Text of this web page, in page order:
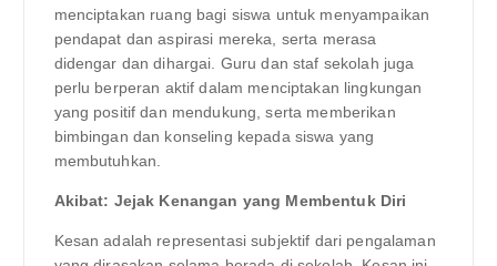
menciptakan ruang bagi siswa untuk menyampaikan
pendapat dan aspirasi mereka, serta merasa
didengar dan dihargai. Guru dan staf sekolah juga
perlu berperan aktif dalam menciptakan lingkungan
yang positif dan mendukung, serta memberikan
bimbingan dan konseling kepada siswa yang
membutuhkan.
Akibat: Jejak Kenangan yang Membentuk Diri
Kesan adalah representasi subjektif dari pengalaman